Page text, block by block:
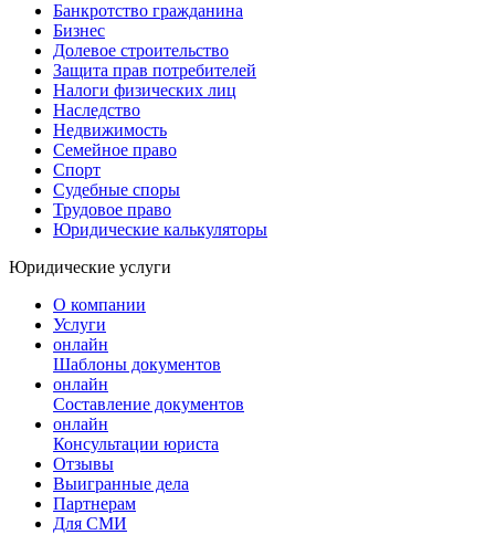
Банкротство гражданина
Бизнес
Долевое строительство
Защита прав потребителей
Налоги физических лиц
Наследство
Недвижимость
Семейное право
Спорт
Судебные споры
Трудовое право
Юридические калькуляторы
Юридические услуги
О компании
Услуги
онлайн
Шаблоны документов
онлайн
Составление документов
онлайн
Консультации юриста
Отзывы
Выигранные дела
Партнерам
Для СМИ